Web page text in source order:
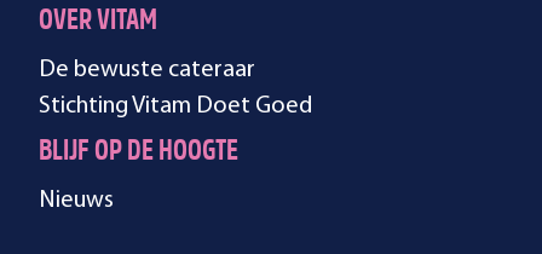
OVER VITAM
De bewuste cateraar
Stichting Vitam Doet Goed
BLIJF OP DE HOOGTE
Nieuws